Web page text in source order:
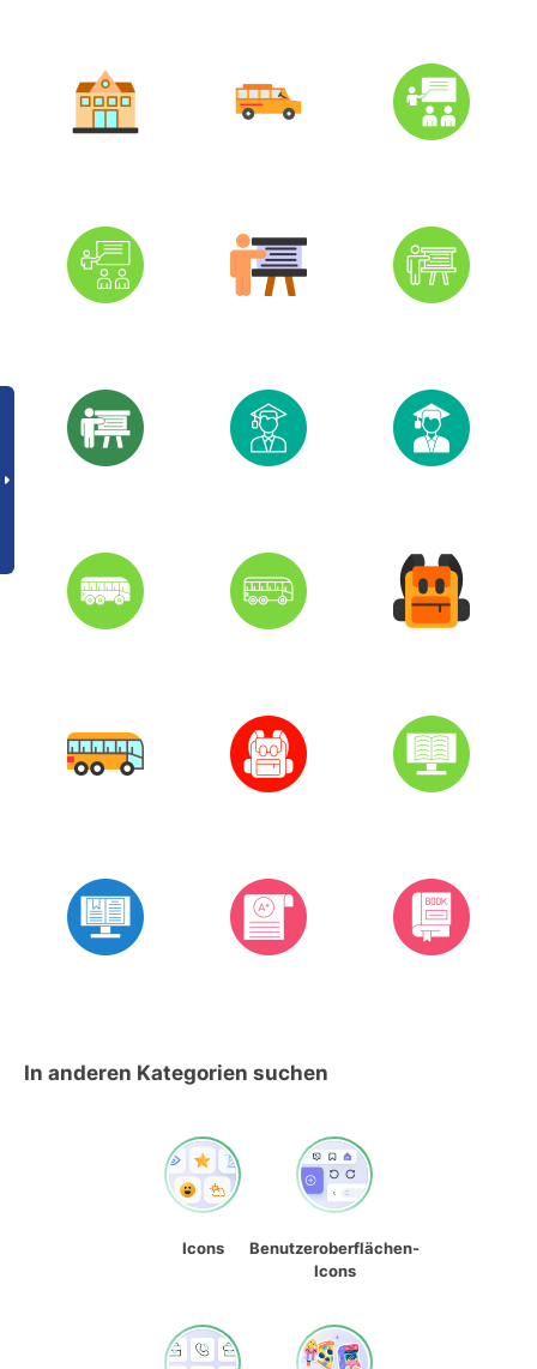
In anderen Kategorien suchen
Icons
Benutzeroberflächen-
Icons